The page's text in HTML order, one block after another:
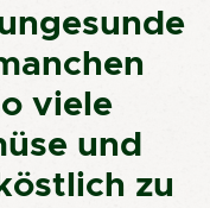
viele
und
zu